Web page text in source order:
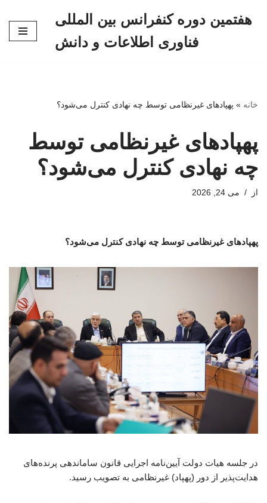
هفتمین دوره کنفرانس بین المللی
فناوری اطلاعات و دانش
خانه » پهپادهای غیرنظامی توسط چه نهادی کنترل می‌شود؟
پهپادهای غیرنظامی توسط
چه نهادی کنترل می‌شود؟
از می 24, 2026
پهپادهای غیرنظامی توسط چه نهادی کنترل می‌شود؟
در جلسه هیات دولت آیین‌نامه اجرایی قانون ساماندهی پرنده‌های
هدایت‌پذیر از دور (پهپاد) غیرنظامی به تصویب رسید.